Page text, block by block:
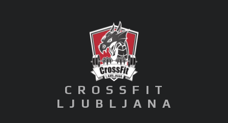
CROSSFIT
LJUBLJANA